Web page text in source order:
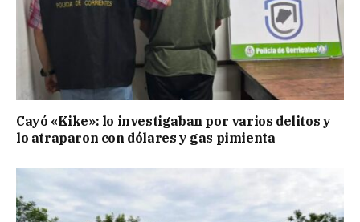
Cayó «Kike»: lo investigaban por varios delitos y
lo atraparon con dólares y gas pimienta